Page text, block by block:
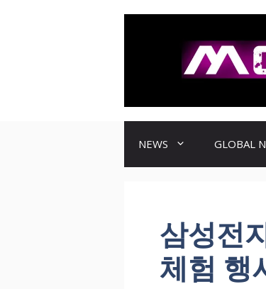
NEWS GLOBAL
삼성전
체험 행